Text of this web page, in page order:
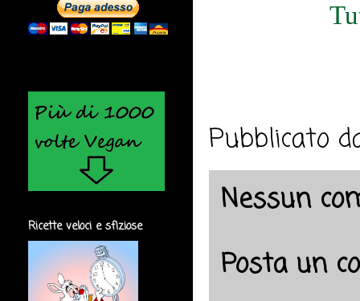
Pubblicato
Nessun
Posta un
Ricette veloci e sfiziose